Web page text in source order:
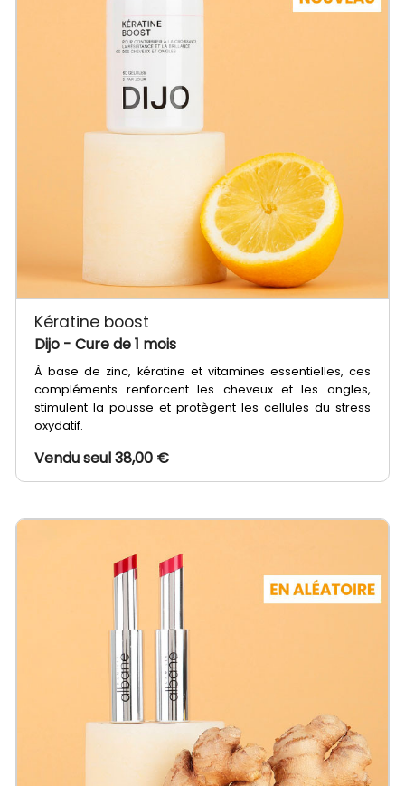
Kératine boost
Dijo - Cure de 1 mois
À base de zinc, kératine et vitamines essentielles, ces
compléments renforcent les cheveux et les ongles,
stimulent la pousse et protègent les cellules du stress
oxydatif.
Vendu seul 38,00 €